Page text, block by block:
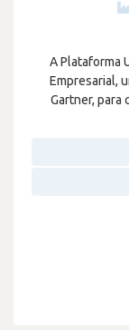
A Plataforma
Empresarial,
Gartner, para